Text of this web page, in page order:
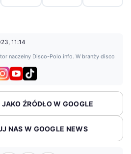
11:14
naczelny Disco-Polo.info. W branży disco
ŹRÓDŁO W GOOGLE
NAS W GOOGLE NEWS